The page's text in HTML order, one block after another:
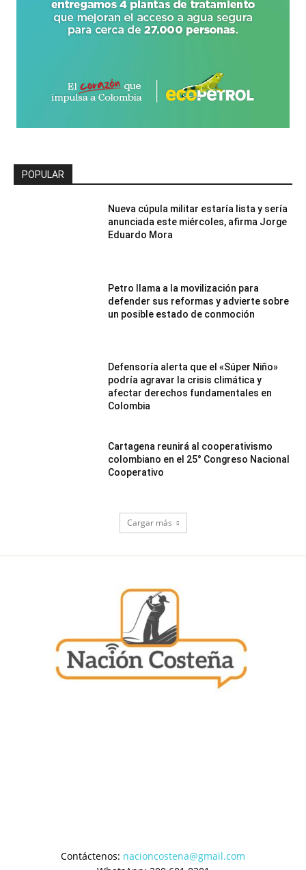
POPULAR
Nueva cúpula militar estaría lista y sería
anunciada este miércoles, afirma Jorge
Eduardo Mora
Petro llama a la movilización para
defender sus reformas y advierte sobre
un posible estado de conmoción
Defensoría alerta que el «Súper Niño»
podría agravar la crisis climática y
afectar derechos fundamentales en
Colombia
Cartagena reunirá al cooperativismo
colombiano en el 25° Congreso Nacional
Cooperativo
Cargar más
Contáctenos: nacioncostena@gmail.com